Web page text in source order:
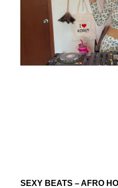
SEXY BEATS – AFRO